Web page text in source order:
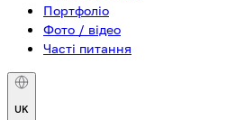
Портфоліо
Фото / відео
Часті питання
UK